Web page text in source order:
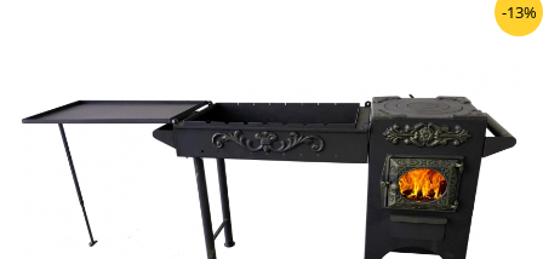
-13%